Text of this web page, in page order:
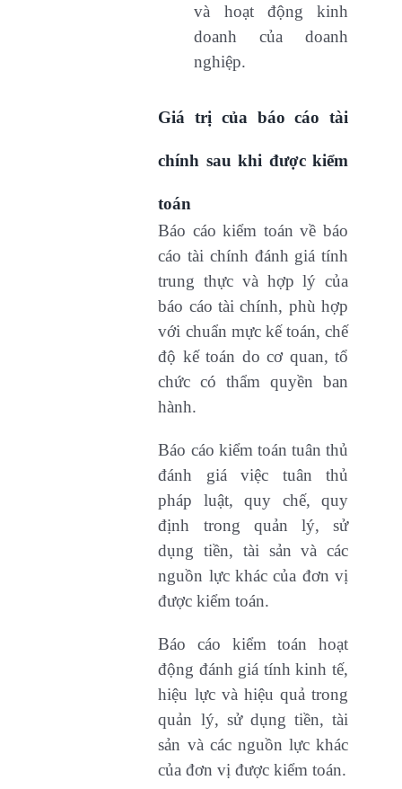
và hoạt động kinh
doanh của doanh
nghiệp.
Giá trị của báo cáo tài
chính sau khi được kiểm
toán
Báo cáo kiểm toán về báo
cáo tài chính đánh giá tính
trung thực và hợp lý của
báo cáo tài chính, phù hợp
với chuẩn mực kế toán, chế
độ kế toán do cơ quan, tổ
chức có thẩm quyền ban
hành.
Báo cáo kiểm toán tuân thủ
đánh giá việc tuân thủ
pháp luật, quy chế, quy
định trong quản lý, sử
dụng tiền, tài sản và các
nguồn lực khác của đơn vị
được kiểm toán.
Báo cáo kiểm toán hoạt
động đánh giá tính kinh tế,
hiệu lực và hiệu quả trong
quản lý, sử dụng tiền, tài
sản và các nguồn lực khác
của đơn vị được kiểm toán.